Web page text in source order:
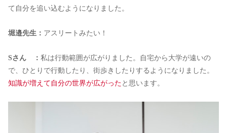
て自分を追い込むようになりました。
堀邉先生： アスリートみたい！
Sさん ： 私は行動範囲が広がりました。自宅から大学が遠いの
で、ひとりで行動したり、街歩きしたりするようになりました。
知識が増えて自分の世界が広がったと思います。